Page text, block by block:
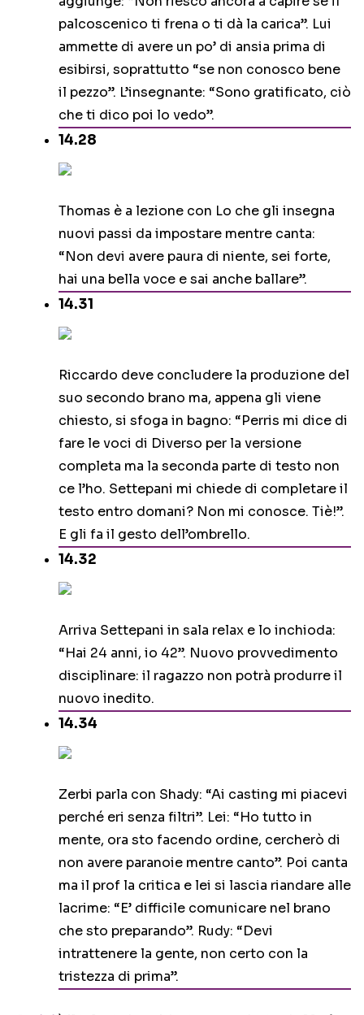
palcoscenico ti frena o ti dà la carica”. Lui
ammette di avere un po’ di ansia prima di
esibirsi, soprattutto “se non conosco bene
il pezzo”. L’insegnante: “Sono gratificato, ciò
che ti dico poi lo vedo”.
14.28
Thomas è a lezione con Lo che gli insegna
nuovi passi da impostare mentre canta:
“Non devi avere paura di niente, sei forte,
hai una bella voce e sai anche ballare”.
14.31
Riccardo deve concludere la produzione del
suo secondo brano ma, appena gli viene
chiesto, si sfoga in bagno: “Perris mi dice di
fare le voci di Diverso per la versione
completa ma la seconda parte di testo non
ce l’ho. Settepani mi chiede di completare il
testo entro domani? Non mi conosce. Tiè!”.
E gli fa il gesto dell’ombrello.
14.32
Arriva Settepani in sala relax e lo inchioda:
“Hai 24 anni, io 42”. Nuovo provvedimento
disciplinare: il ragazzo non potrà produrre il
nuovo inedito.
14.34
Zerbi parla con Shady: “Ai casting mi piacevi
perché eri senza filtri”. Lei: “Ho tutto in
mente, ora sto facendo ordine, cercherò di
non avere paranoie mentre canto”. Poi canta
ma il prof la critica e lei si lascia riandare alle
lacrime: “E’ difficile comunicare nel brano
che sto preparando”. Rudy: “Devi
intrattenere la gente, non certo con la
tristezza di prima”.